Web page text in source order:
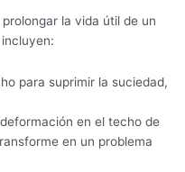
la vida útil de un
para suprimir la suciedad,
en el techo de
en un problema